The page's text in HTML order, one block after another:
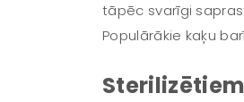
tāpēc svarīgi
Populārākie kaķu